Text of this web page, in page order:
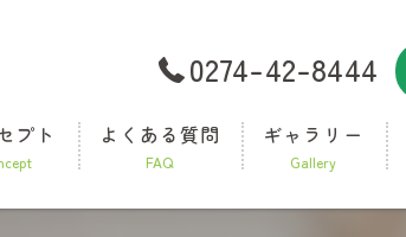
0274-42-8444
プト よくある質問
FAQ
ギャラリー
gallery